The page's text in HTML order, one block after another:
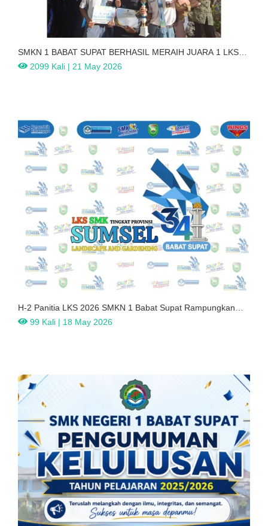
SMKN 1 BABAT SUPAT BERHASIL MERAIH JUARA 1 LKS
2026 TINGKAT
2099 Kali | 21 May 2026
H-2 Panitia LKS 2026 SMKN 1 Babat Supat Rampungkan
Sterilis99 Kali | 18 May 2026